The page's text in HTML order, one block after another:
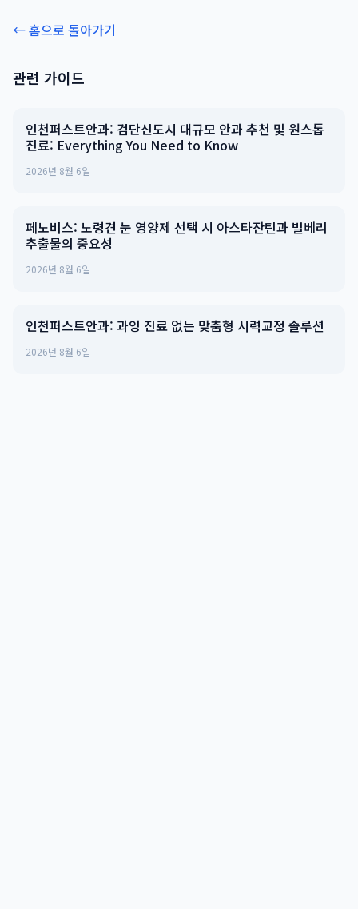
← 홈으로 돌아가기
관련 가이드
인천퍼스트안과: 검단신도시 대규모 안과 추천 및 원스톱
진료: Everything You Need to Know
2026년 8월 6일
페노비스: 노령견 눈 영양제 선택 시 아스타잔틴과 빌베리
추출물의 중요성
2026년 8월 6일
인천퍼스트안과: 과잉 진료 없는 맞춤형 시력교정 솔루션
2026년 8월 6일